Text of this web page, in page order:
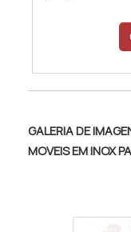
acrílico,
Acabamento
✅ Alta
GALERIA DE
MOVEIS EM INOX